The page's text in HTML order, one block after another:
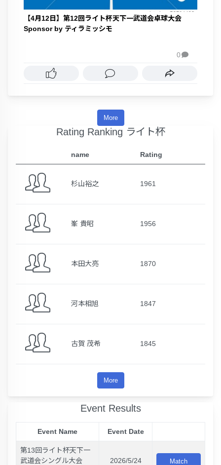
【4月12日】第12回ライト杯天下一武道会卓球大会
Sponsor by ティラミッシモ
0
More
Rating Ranking ライト杯
name Rating
杉山裕之 1961
峯 貴昭 1956
本田大亮 1870
河本相旭 1847
古賀 茂希 1845
More
Event Results
Event Name Event Date
第13回ライト杯天下一
武道会シングル大会
2026/5/24
Match